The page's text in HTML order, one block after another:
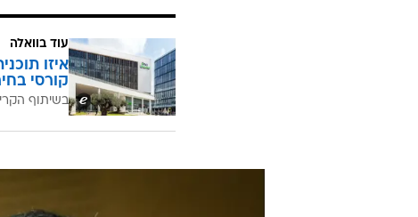
עוד בוואלה
איזו
קורסי
בשיתוף